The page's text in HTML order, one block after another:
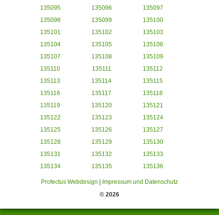
135095
135096
135097
135098
135099
135100
135101
135102
135103
135104
135105
135106
135107
135108
135109
135110
135111
135112
135113
135114
135115
135116
135117
135118
135119
135120
135121
135122
135123
135124
135125
135126
135127
135128
135129
135130
135131
135132
135133
135134
135135 135136
Profectus Webdesign
Impressum und Datenschutz
© 2026